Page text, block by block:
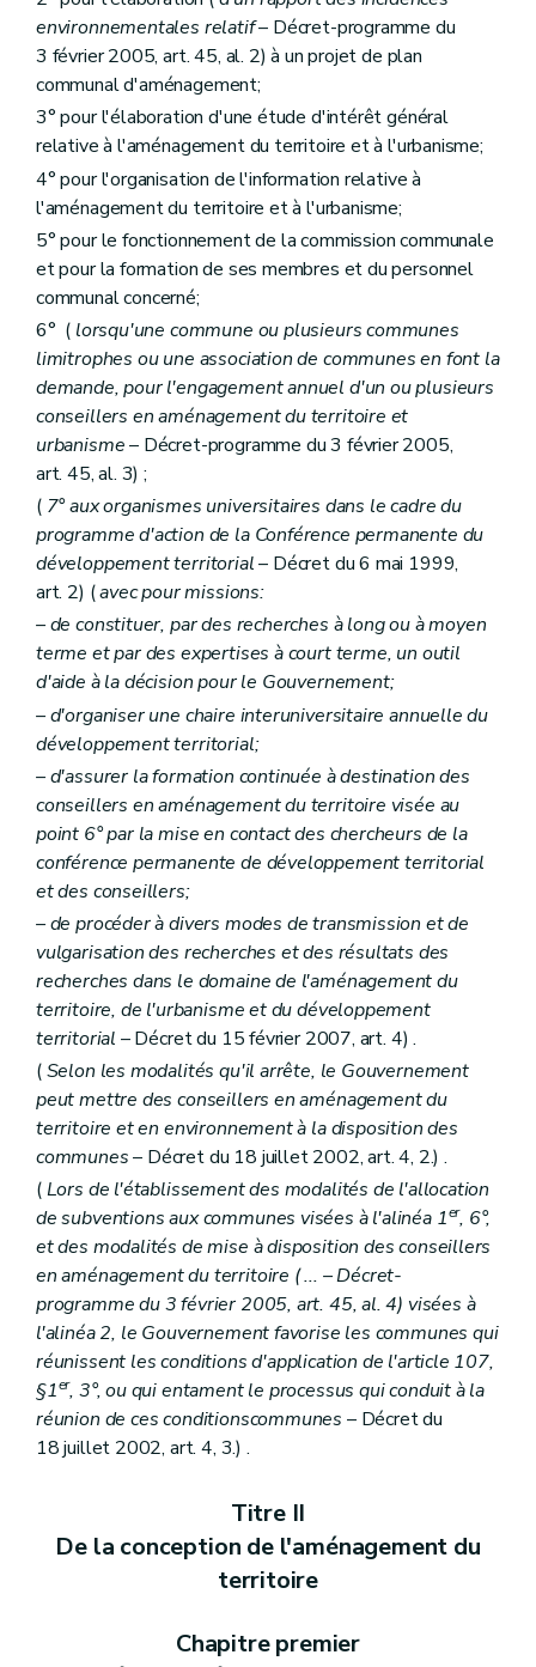
Section 3
Du dossier de demande de permis de transformer
Art. 290
Section 4 Des dossiers de demandes relatives aux travaux et actes visés par l'article 41, §1
Art. 291
Art. 292
Art. 293
Art. 294
Art. 295
Art. 296
Art. 297
Art. 298
Art. 299
Art. 300
Art. 301
Section 5 Des dossiers de demandes relatives aux travaux et actes de minime importance
Art. 302
Art. 303
Section 6 Du dossier de demandes de permis de bâtir concernant les serres érigées à des fins commerciales et professionnelles
Art. 304
Art. 305
Section 7
Art. 306
Chapitre VIII De la composition du dossier de demande de permis d'exécution de travaux techniques
Art. 307
Art. 308
Art. 310
Chapitre IX Des conditions requises pour qu'un dossier de demande de permis de lotir soit considéré comme complet
Section première Dispositions communes à toutes les demandes de permis de lotir
Art. 311
Section 2 Dispositions particulières aux lotissements portant sur une superficie de 3 ha et plus ou prévoyant la construction d'immeubles à appartements alors que les abords comportent essentiellement des habitations individuelles
Art. 312
Section 3 Dispositions particulières aux lotissements impliquant l'ouverture de nouvelles voies de communication, la modification du tracé de voies de communication communales existantes, l'élargissement ou la suppression de celles-ci
Section 4 Dispositions particulières aux demandes de modification d'un permis de lotir
Art. 314
Art. 315
Chapitre X De l'instruction des demandes de permis de bâtir et de lotir
Section première De l'instruction des demandes de permis de bâtir
Sous-section première
Art. 316
Art. 317
Art. 318
Art. 319
Art. 320
Sous-section 2 Des demandes ne nécessitant pas l'avis du fonctionnaire délégué
Art. 321
Art. 322
Sous-section 3 Des demandes de dérogations à un permis de lotir ou à un plan particulier d'aménagement
Art. 323
Section 2
De l'instruction des demandes de permis de lotir
Sous-section première Des demandes nécessitant l'avis conforme du fonctionnaire délégué
Art. 324
Art. 325
Art. 326
Art. 327
Sous-section 2 Des demandes ne nécessitant pas l'avis conforme du fonctionnaire délégué
Art. 328
Sous-section 3 Des modifications d'un permis de lotir
Art. 329
Chapitre XI (Des demandes de permis d'urbanisme, de permis de lotir et de certificats d'urbanisme soumises à une enquête publique et des modalités de ces enquêtes publiques
Section première Des demandes de permis d'urbanisme, de permis de lotir et de certificats d'urbanisme soumises à une enquête publique
Art. 330
Art. 331
Art. 334
Art. 335
Art. 339
environnementales relatif– Décret-programme du
3 février 2005, art. 45, al. 2) à un projet de plan
communal d'aménagement;
3° pour l'élaboration d'une étude d'intérêt général
relative à l'aménagement du territoire et à l'urbanisme;
4° pour l'organisation de l'information relative à
l'aménagement du territoire et à l'urbanisme;
5° pour le fonctionnement de la commission communale
et pour la formation de ses membres et du personnel
communal concerné;
6° ( lorsqu'une commune ou plusieurs communes
limitrophes ou une association de communes en font la
demande, pour l'engagement annuel d'un ou plusieurs
conseillers en aménagement du territoire et
urbanisme– Décret-programme du 3 février 2005,
art. 45, al. 3) ;
( 7° aux organismes universitaires dans le cadre du
programme d'action de la Conférence permanente du
développement territorial– Décret du 6 mai 1999,
art. 2) (avec pour missions:
– de constituer, par des recherches à long ou à moyen
terme et par des expertises à court terme, un outil
d'aide à la décision pour le Gouvernement;
– d'organiser une chaire interuniversitaire annuelle du
développement territorial;
– d'assurer la formation continuée à destination des
conseillers en aménagement du territoire visée au
point 6° par la mise en contact des chercheurs de la
conférence permanente de développement territorial
et des conseillers;
– de procéder à divers modes de transmission et de
vulgarisation des recherches et des résultats des
recherches dans le domaine de l'aménagement du
territoire, de l'urbanisme et du développement
territorial – Décret du 15 février 2007, art. 4) .
(Selon les modalités qu'il arrête, le Gouvernement
peut mettre des conseillers en aménagement du
territoire et en environnement à la disposition des
communes– Décret du 18 juillet 2002, art. 4, 2.) .
(Lors de l'établissement des modalités de l'allocation
de subventions aux communes visées à l'alinéa 1er, 6°,
et des modalités de mise à disposition des conseillers
en aménagement du territoire (... – Décret-
programme du 3 février 2005, art. 45, al. 4) visées à
l'alinéa 2, le Gouvernement favorise les communes qui
réunissent les conditions d'application de l'article 107,
§1er, 3°, ou qui entament le processus qui conduit à la
réunion de ces conditionscommunes – Décret du
18 juillet 2002, art. 4, 3.) .
Titre II
De la conception de l'aménagement du
territoire
Chapitre premier